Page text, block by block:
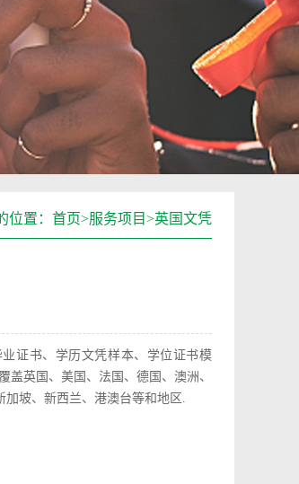
位置： 首页>服务项目>英国文凭
证书、学历文凭样本、学位证书模
英国、美国、法国、德国、澳洲、
坡、新西兰、港澳台等和地区.